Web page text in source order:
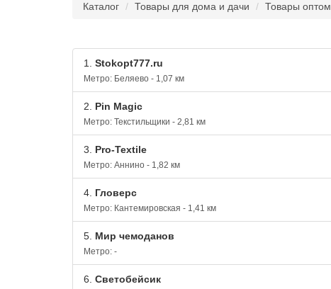
Каталог Товары для дома и дачи Товары оптом
1. Stokopt777.ru
Метро: Беляево - 1,07 км
2. Pin Magic
Метро: Текстильщики - 2,81 км
3. Pro-Textile
Метро: Аннино - 1,82 км
4. Гловерс
Метро: Кантемировская - 1,41 км
5. Мир чемоданов
Метро: -
6. Светобейсик